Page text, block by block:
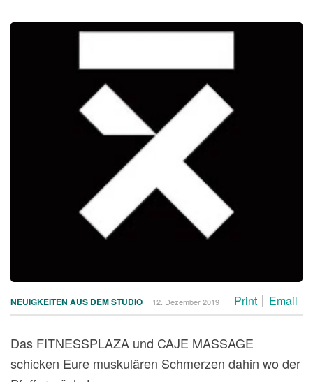
Print Email
NEUIGKEITEN AUS DEM STUDIO 12. Dezember 2019
Das FITNESSPLAZA und CAJE MASSAGE
schicken Eure muskulären Schmerzen dahin wo der